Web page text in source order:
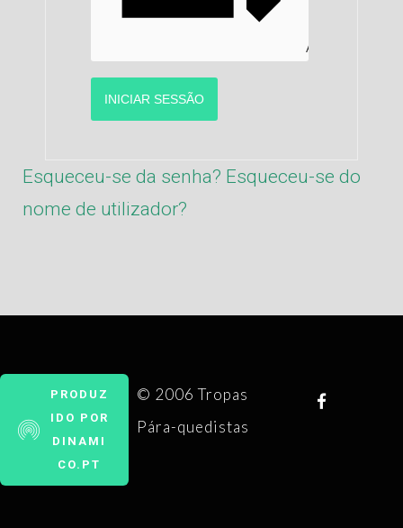
AUTENTICAR
INICIAR SESSÃO
Esqueceu-se da senha? Esqueceu-se do
nome de utilizador?
PRODUZ
IDO POR
DINAMI
CO.PT
© 2006 Tropas
Pára-quedistas